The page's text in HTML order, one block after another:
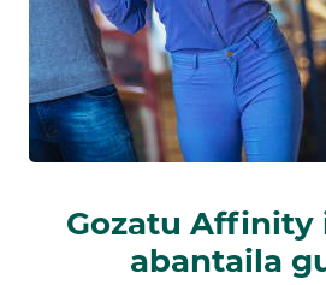
Gozatu Affinity
abantaila